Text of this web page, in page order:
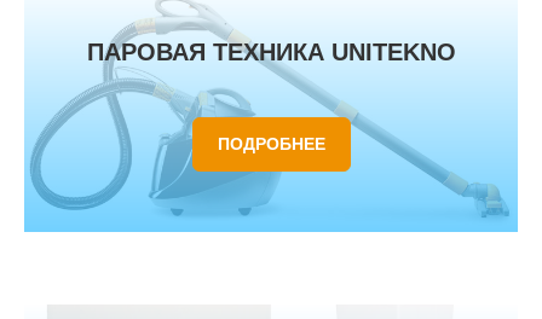
ПАРОВАЯ ТЕХНИКА UNITEKNO
ПОДРОБНЕЕ